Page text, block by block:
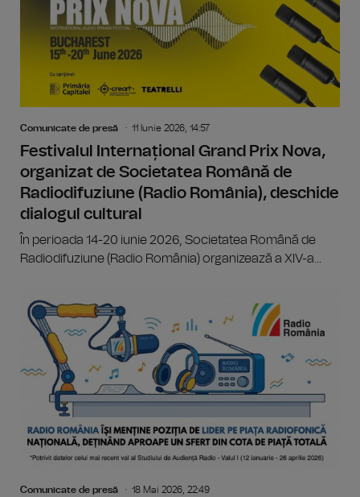
Comunicate de presă 11 Iunie 2026, 14:57
Festivalul Internațional Grand Prix Nova,
organizat de Societatea Română de
Radiodifuziune (Radio România), deschide
dialogul cultural
În perioada 14-20 iunie 2026, Societatea Română de
Radiodifuziune (Radio România) organizează a XIV-a...
Comunicate de presă 18 Mai 2026, 22:49